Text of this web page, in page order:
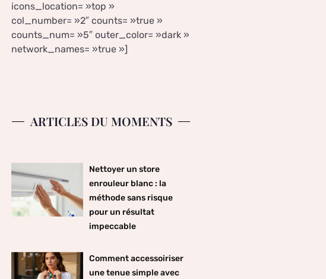
icons_location= »top »
col_number= »2″ counts= »true »
counts_num= »5″ outer_color= »dark »
network_names= »true »]
ARTICLES DU MOMENTS
Nettoyer un store
enrouleur blanc : la
méthode sans risque
pour un résultat
impeccable
Comment accessoiriser
une tenue simple avec